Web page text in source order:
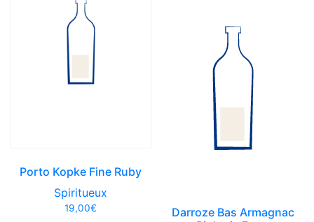
Porto Kopke Fine Ruby
Spiritueux
19,00€
Darroze Bas Armagnac